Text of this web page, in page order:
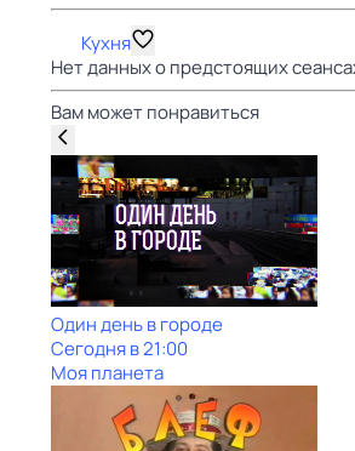
Кухня
Нет данных о предстоящих
Вам может понравиться
Один день в городе
Сегодня в 21:00
Моя планета